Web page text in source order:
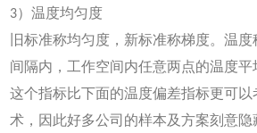
3）温度均匀度
旧标准称均匀度，新标准称梯度。温度
间隔内，工作空间内任意两点的温度平
这个指标比下面的温度偏差指标更可以
术，因此好多公司的样本及方案刻意隐